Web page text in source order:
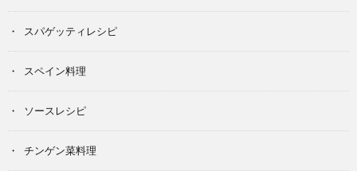
スパゲッティレシピ
スペイン料理
ソースレシピ
チンゲン菜料理